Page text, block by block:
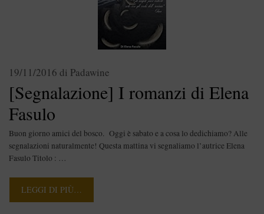
[Segnalazione] I romanzi di Elena
Fasulo
19/11/2016 di Padawine
Buon giorno amici del bosco. Oggi è sabato e a cosa lo dedichiamo? Alle
segnalazioni naturalmente! Questa mattina vi segnaliamo l’autrice Elena
Fasulo Titolo : …
LEGGI DI PIÙ…